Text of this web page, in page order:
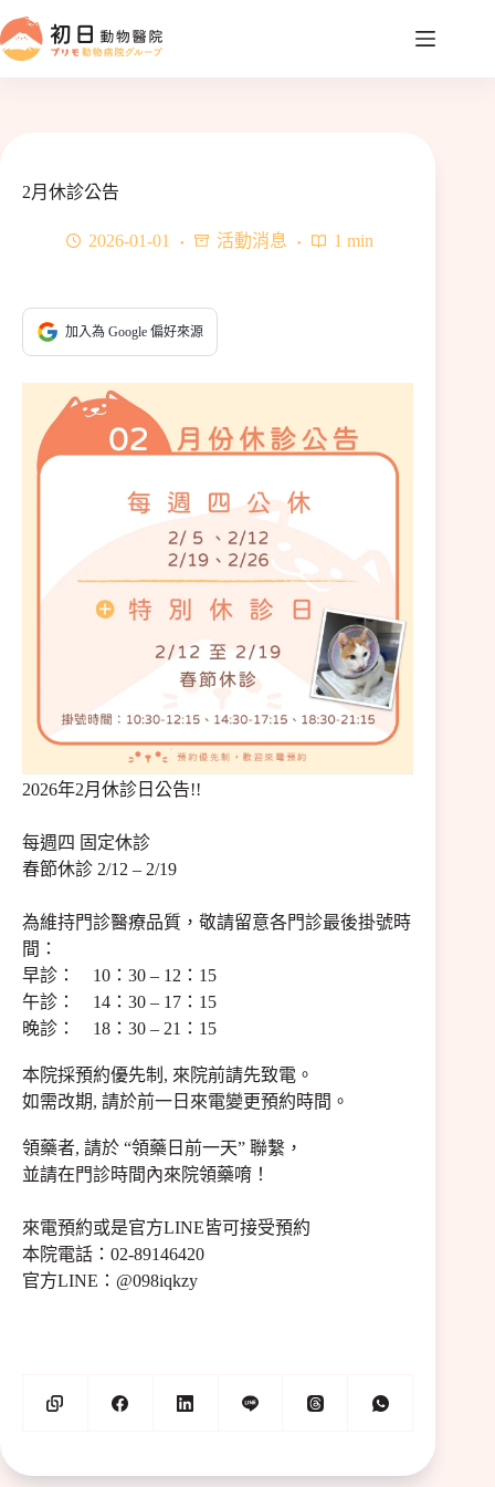
至
主
2月休診公告
2026-01-01 活動消息 1 min
加入為 Google 偏好來源
2026年2月休診日公告!!
每週四 固定休診
春節休診 2/12 – 2/19
為維持門診醫療品質，敬請留意各門診最後掛號時
間：
早診： 10：30 – 12：15
午診： 14：30 – 17：15
晚診： 18：30 – 21：15
本院採預約優先制, 來院前請先致電。
如需改期, 請於前一日來電變更預約時間。
領藥者, 請於 “領藥日前一天” 聯繫，
並請在門診時間內來院領藥唷！
來電預約或是官方LINE皆可接受預約
本院電話：02-89146420
官方LINE：@098iqkzy